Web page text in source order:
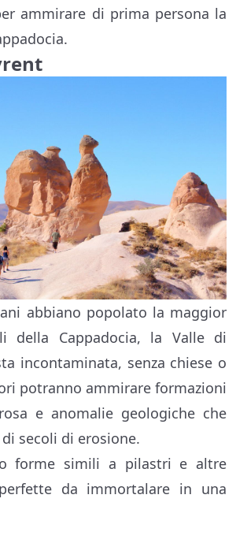
ammirare di prima persona la
abbiano popolato la maggior
della Cappadocia, la Valle di
incontaminata, senza chiese o
potranno ammirare formazioni
e anomalie geologiche che
secoli di erosione.
forme simili a pilastri e altre
da immortalare in una